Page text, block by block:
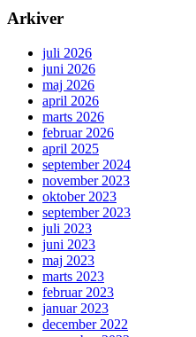
Arkiver
juli 2026
juni 2026
maj 2026
april 2026
marts 2026
februar 2026
april 2025
september 2024
november 2023
oktober 2023
september 2023
juli 2023
juni 2023
maj 2023
marts 2023
februar 2023
januar 2023
december 2022